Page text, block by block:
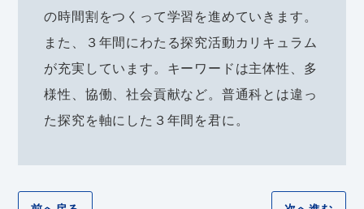
の時間割をつくって学習を進めていきます。
また、３年間にわたる探究活動カリキュラム
が充実しています。キーワードは主体性、多
様性、協働、社会貢献など。普通科とは違っ
た探究を軸にした３年間を君に。